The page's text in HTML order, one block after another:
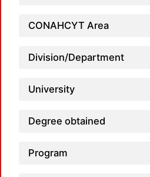
CONAHCYT Area
Division/Department
University
Degree obtained
Program